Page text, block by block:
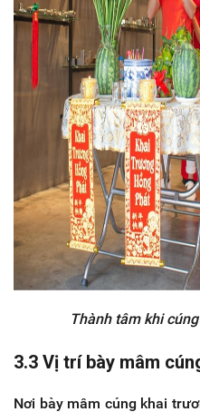
Thành tâm khi
3.3 Vị trí bày mâm
Nơi bày mâm cúng khai